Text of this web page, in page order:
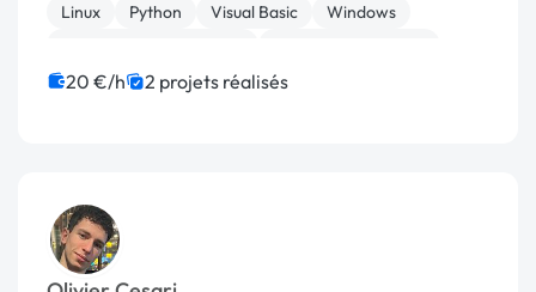
Linux
Python Visual Basic
Windows
20 €/h 2 projets réalisés